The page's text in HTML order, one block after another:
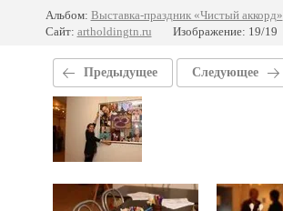
Альбом: Выставка-праздник «Чистый аккорд»
Сайт: artholdingtn.ru Изображение: 19/19
Предыдущее Следующее